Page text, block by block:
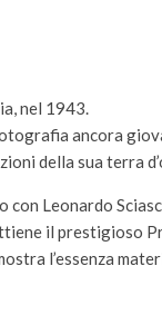
nel 1943.
ancora
della sua terra
Leonardo
il prestigioso
l’essenza